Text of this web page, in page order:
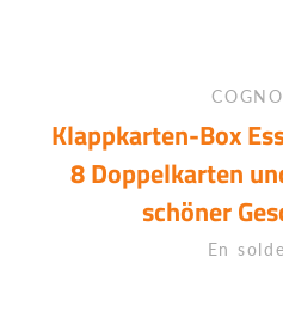
Klappkarten-Box
8 Doppelkarten
schöner
Prix
En